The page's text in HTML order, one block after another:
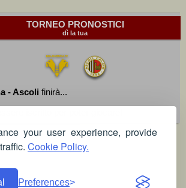
your user experience, provide
Cookie Policy.
Preferences
TORNEO PRONOSTICI
dì la tua
- Ascoli finirà...